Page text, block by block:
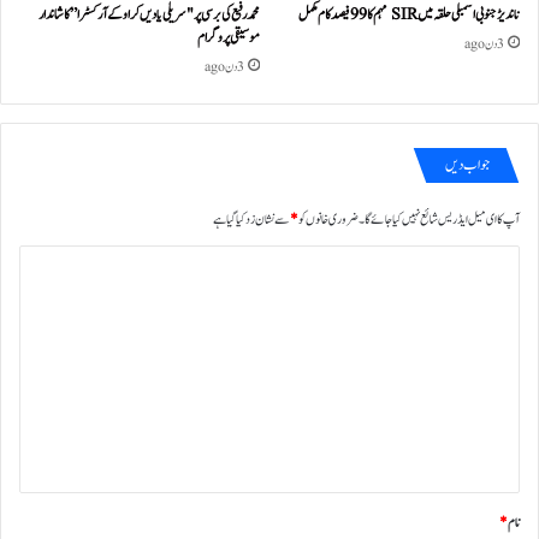
ناندیڑ جنوبی اسمبلی حلقہ میں SIR مہم کا 99 فیصد کام مکمل
3 دن ago
محمد رفیع کی برسی پر "سریلی یادیں کراوکے آرکسٹرا” کا شاندار
موسیقی پروگرام
3 دن ago
جواب دیں
آپ کا ای میل ایڈریس شائع نہیں کیا جائے گا۔ضروری خانوں کو*سے نشان زد کیا گیا ہے
نام*